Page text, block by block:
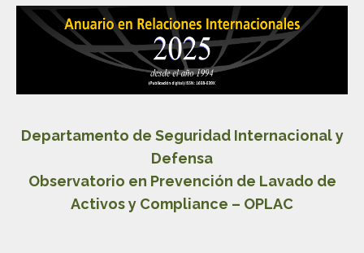
Departamento de Seguridad Internacional y
Defensa
Observatorio en Prevención de Lavado de
Activos y Compliance – OPLAC